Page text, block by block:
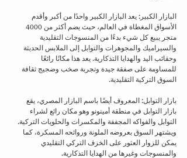
البازار الكبير: يعد البازار الكبير واحدًا من أكبر وأقدم
متجر يبيع كل شيء بدءًا من المنسوجات التقليدية
والسيراميك والمجوهرات والتوابل إلى الملابس الحديثة
وحقائب اليد والهدايا التذكارية. يعد هذا مكانًا رائعًا
للمساومة على صفقة جيدة وتجربة صخب وضجيج ثقافة
السوق التركية التقليدية.
بازار التوابل: المعروف أيضًا باسم البازار المصري، يقع
بازار التوابل في منطقة أمينونو وهو مكان رائع لشراء
التوابل والفواكه المجففة والمكسرات والحلويات التركية.
ويشتهر السوق بعروضه الملونة وروائحه المسكرة، كما
يمكن للزوار العثور على الخزف التركي التقليدي
والمنسوجات وغيرها من الهدايا التذكارية.